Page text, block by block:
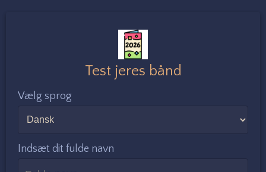
Test jeres bånd
Vælg sprog
Indsæt dit fulde navn